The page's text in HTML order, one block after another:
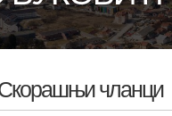
чланци